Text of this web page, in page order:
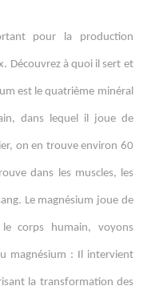
pour la production
Découvrez à quoi il sert et
est le quatrième minéral
dans lequel il joue de
on en trouve environ 60
dans les muscles, les
Le magnésium joue de
corps humain, voyons
magnésium : Il intervient
la transformation des